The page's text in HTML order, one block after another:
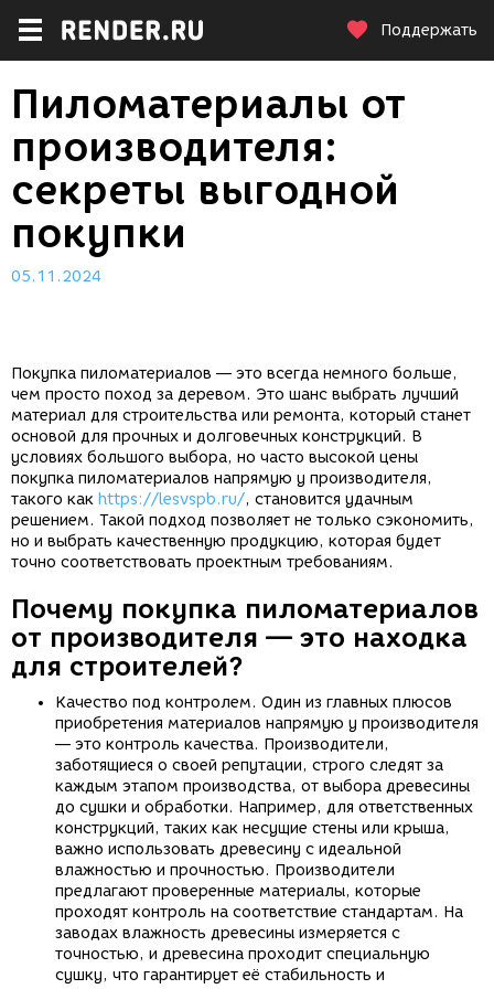
Поддержать
Пиломатериалы от
производителя:
секреты выгодной
покупки
05.11.2024
Покупка пиломатериалов — это всегда немного больше,
чем просто поход за деревом. Это шанс выбрать лучший
материал для строительства или ремонта, который станет
основой для прочных и долговечных конструкций. В
условиях большого выбора, но часто высокой цены
покупка пиломатериалов напрямую у производителя,
такого как https://lesvspb.ru/, становится удачным
решением. Такой подход позволяет не только сэкономить,
но и выбрать качественную продукцию, которая будет
точно соответствовать проектным требованиям.
Почему покупка пиломатериалов
от производителя — это находка
для строителей?
Качество под контролем. Один из главных плюсов
приобретения материалов напрямую у производителя
— это контроль качества. Производители,
заботящиеся о своей репутации, строго следят за
каждым этапом производства, от выбора древесины
до сушки и обработки. Например, для ответственных
конструкций, таких как несущие стены или крыша,
важно использовать древесину с идеальной
влажностью и прочностью. Производители
предлагают проверенные материалы, которые
проходят контроль на соответствие стандартам. На
заводах влажность древесины измеряется с
точностью, и древесина проходит специальную
сушку, что гарантирует её стабильность и